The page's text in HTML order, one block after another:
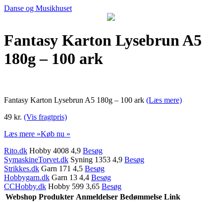
Danse og Musikhuset
Fantasy Karton Lysebrun A5
180g – 100 ark
Fantasy Karton Lysebrun A5 180g – 100 ark (Læs mere)
49 kr. (Vis fragtpris)
Læs mere »Køb nu »
Rito.dk Hobby 4008 4,9 Besøg
SymaskineTorvet.dk Syning 1353 4,9 Besøg
Strikkes.dk Garn 171 4,5 Besøg
Hobbygarn.dk Garn 13 4,4 Besøg
CCHobby.dk Hobby 599 3,65 Besøg
Webshop Produkter Anmeldelser Bedømmelse Link